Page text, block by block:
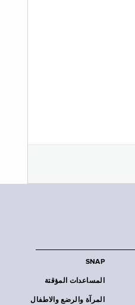
SNAP
المساعدات المؤقتة
المرآة والرضع والاطفال